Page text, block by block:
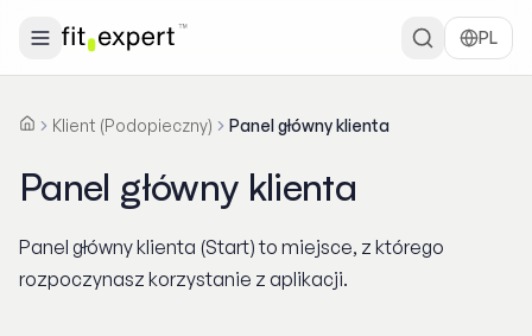
PL
Strona główna
Klient (Podopieczny) Panel główny klienta
Panel główny klienta
Panel główny klienta (Start) to miejsce, z którego
rozpoczynasz korzystanie z aplikacji.